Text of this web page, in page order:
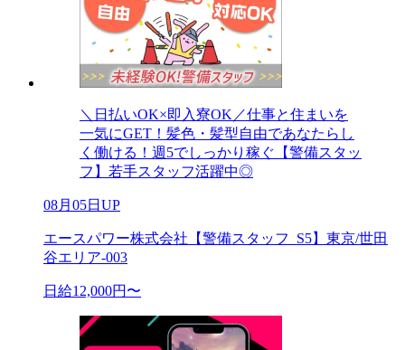
＼日払いOK×即入寮OK／仕事と住まいを
一気にGET！髪色・髪型自由であなたらし
く働ける！週5でしっかり稼ぐ【警備スタッ
フ】若手スタッフ活躍中◎
08月05日UP
エースパワー株式会社【警備スタッフ_S5】東京/世田
谷エリア-003
日給12,000円〜